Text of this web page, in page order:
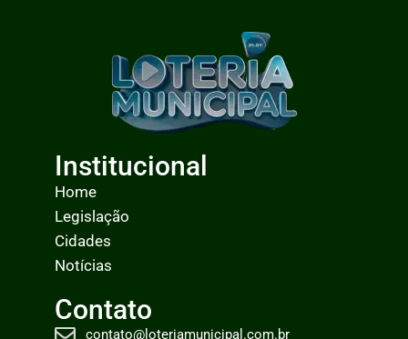
Institucional
Home
Legislação
Cidades
Notícias
Contato
contato@loteriamunicipal.com.br